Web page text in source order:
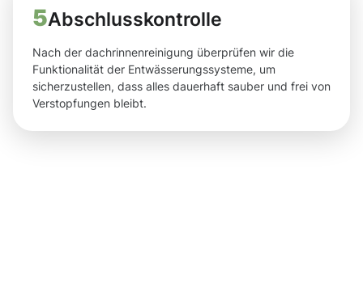
5Abschlusskontrolle
Nach der dachrinnenreinigung überprüfen wir die
Funktionalität der Entwässerungssysteme, um
sicherzustellen, dass alles dauerhaft sauber und frei von
Verstopfungen bleibt.